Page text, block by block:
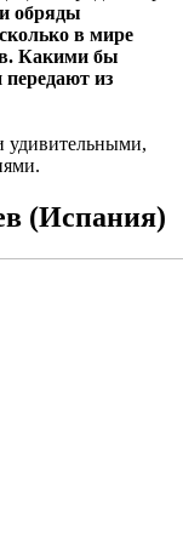
обряды
в мире
Какими бы
из
удивительными,
(Испания)